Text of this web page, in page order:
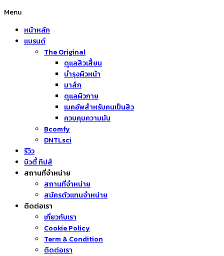
Menu
หน้าหลัก
แบรนด์
The Original
ดูแลสิวเสี้ยน
บำรุงผิวหน้า
มาส์ก
ดูแลผิวกาย
เมคอัพสำหรับคนเป็นสิว
ควบคุมความมัน
Bcomfy
DNTLsci
รีวิว
บิวตี้ ทิปส์
สถานที่จำหน่าย
สถานที่จำหน่าย
สมัครตัวแทนจำหน่าย
ติดต่อเรา
เกี่ยวกับเรา
Cookie Policy
Term & Condition
ติดต่อเรา